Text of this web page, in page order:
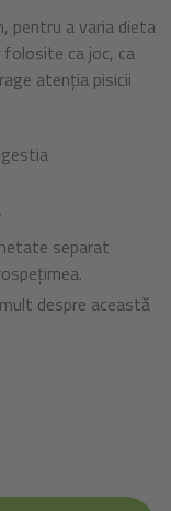
pentru a varia dieta
folosite ca joc, ca
atenția pisicii
separat
despre această